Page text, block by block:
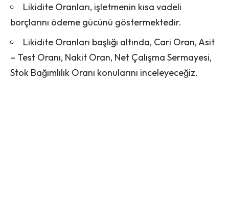
Likidite Oranları, işletmenin kısa vadeli
borçlarını ödeme gücünü göstermektedir.
Likidite Oranları başlığı altında, Cari Oran, Asit
– Test Oranı, Nakit Oran, Net Çalışma Sermayesi,
Stok Bağımlılık Oranı konularını inceleyeceğiz.